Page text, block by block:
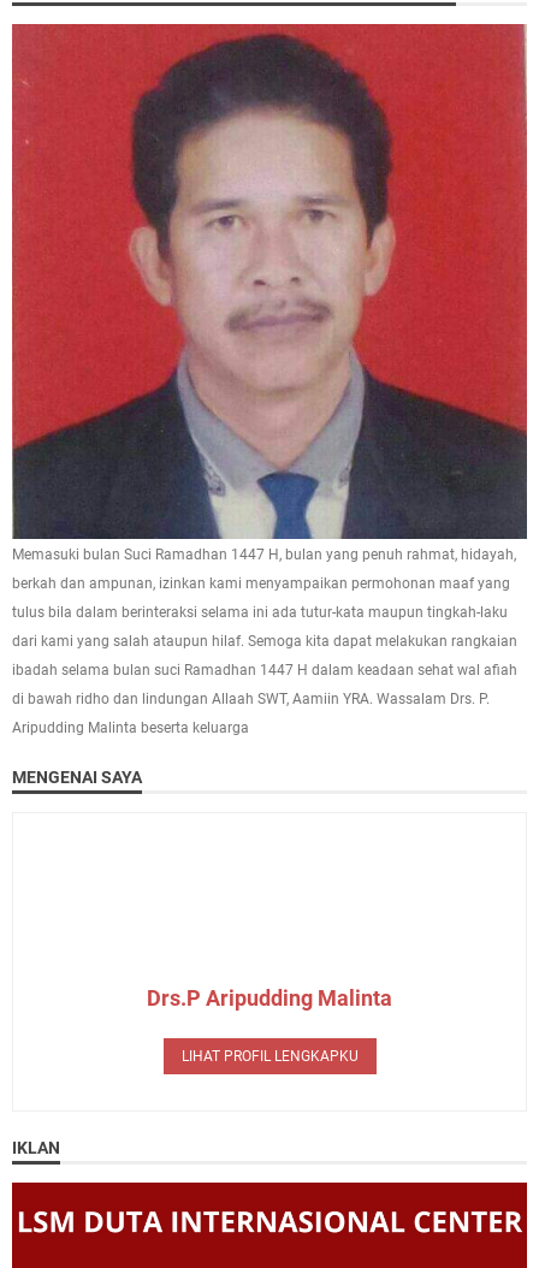
Memasuki bulan Suci Ramadhan 1447 H, bulan yang penuh rahmat, hidayah,
berkah dan ampunan, izinkan kami menyampaikan permohonan maaf yang
tulus bila dalam berinteraksi selama ini ada tutur-kata maupun tingkah-laku
dari kami yang salah ataupun hilaf. Semoga kita dapat melakukan rangkaian
ibadah selama bulan suci Ramadhan 1447 H dalam keadaan sehat wal afiah
di bawah ridho dan lindungan Allaah SWT, Aamiin YRA. Wassalam Drs. P.
Aripudding Malinta beserta keluarga
MENGENAI SAYA
Drs.P Aripudding Malinta
LIHAT PROFIL LENGKAPKU
IKLAN